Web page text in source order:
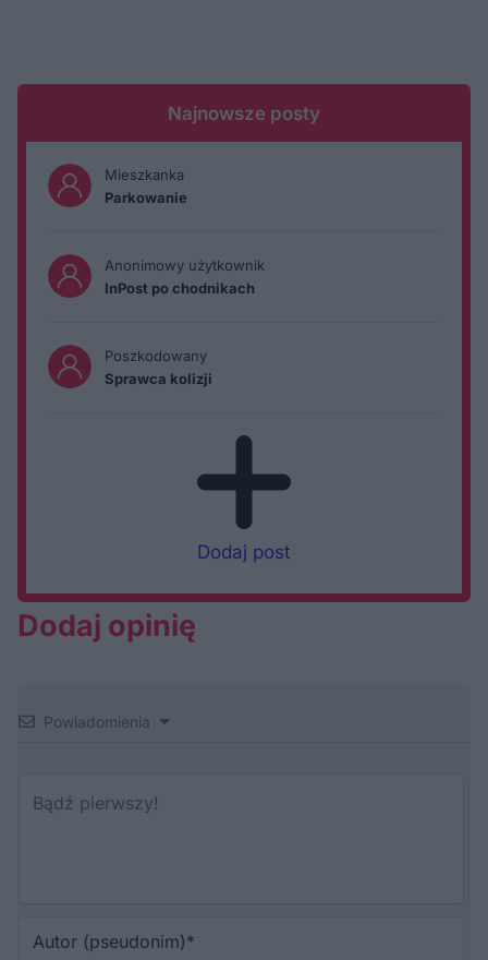
Najnowsze posty
Mieszkanka
Parkowanie
Anonimowy użytkownik
InPost po chodnikach
Poszkodowany
Sprawca kolizji
Dodaj post
Dodaj opinię
Powiadomienia